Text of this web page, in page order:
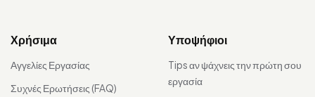
Χρήσιμα
Αγγελίες Εργασίας
Συχνές Ερωτήσεις (FAQ)
Υποψήφιοι
Tips αν ψάχνεις την πρώτη σου
εργασία